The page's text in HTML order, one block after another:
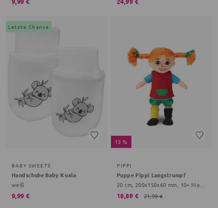
Letzte Chance
BABY SWEETS
Handschuhe Baby Koala
weiß
9,99 €
13 %
PIPPI
Puppe Pippi Langstrumpf
20 cm, 200x150x60 mm, 10+ Monate, bunt
18,89 € 21,90 €